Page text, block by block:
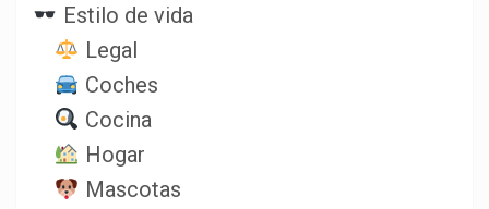
Estilo de vida
Legal
Coches
Cocina
Hogar
Mascotas